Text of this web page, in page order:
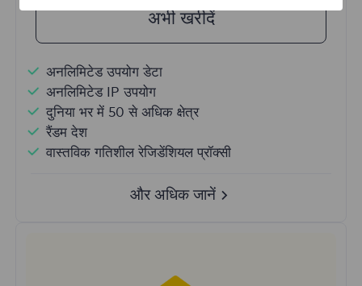
अभी खरीदें
अनलिमिटेड उपयोग डेटा
अनलिमिटेड IP उपयोग
दुनिया भर में 50 से अधिक क्षेत्र
रैंडम देश
वास्तविक गतिशील रेजिडेंशियल प्रॉक्सी
और अधिक जानें